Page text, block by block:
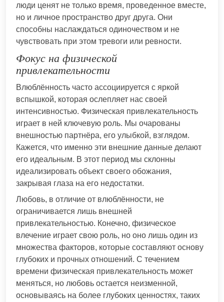
люди ценят не только время, проведенное вместе,
но и личное пространство друг друга. Они
способны наслаждаться одиночеством и не
чувствовать при этом тревоги или ревности.
Фокус на физической
привлекательности
Влюблённость часто ассоциируется с яркой
вспышкой, которая ослепляет нас своей
интенсивностью. Физическая привлекательность
играет в ней ключевую роль. Мы очарованы
внешностью партнёра, его улыбкой, взглядом.
Кажется, что именно эти внешние данные делают
его идеальным. В этот период мы склонны
идеализировать объект своего обожания,
закрывая глаза на его недостатки.
Любовь, в отличие от влюблённости, не
ограничивается лишь внешней
привлекательностью. Конечно, физическое
влечение играет свою роль, но оно лишь один из
множества факторов, которые составляют основу
глубоких и прочных отношений. С течением
времени физическая привлекательность может
меняться, но любовь остается неизменной,
основываясь на более глубоких ценностях, таких